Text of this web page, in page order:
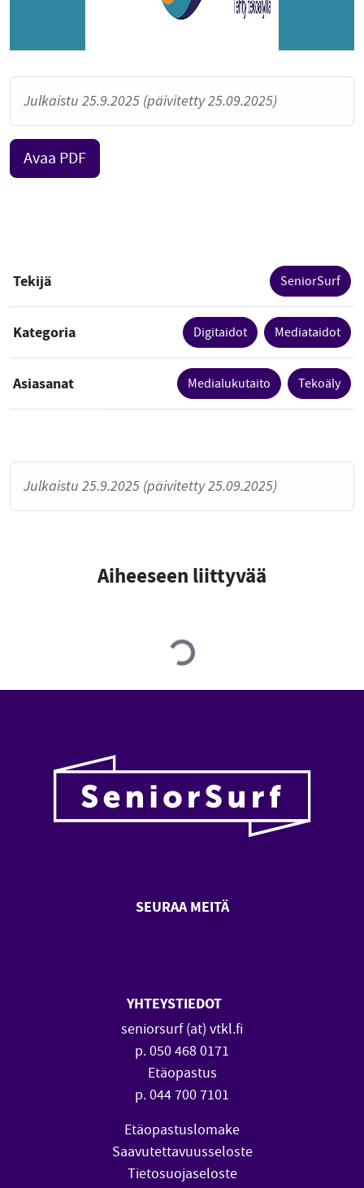
Julkaistu 25.9.2025 (päivitetty 25.09.2025)
Avaa PDF
Tekijä SeniorSurf
Kategoria Digitaidot Mediataidot
Asiasanat Medialukutaito Tekoäly
Julkaistu 25.9.2025 (päivitetty 25.09.2025)
Aiheeseen liittyvää
Loading...
SEURAA MEITÄ
YHTEYSTIEDOT
seniorsurf (at) vtkl.fi
p. 050 468 0171
Etäopastus
p. 044 700 7101
Etäopastuslomake
Saavutettavuusseloste
Tietosuojaseloste